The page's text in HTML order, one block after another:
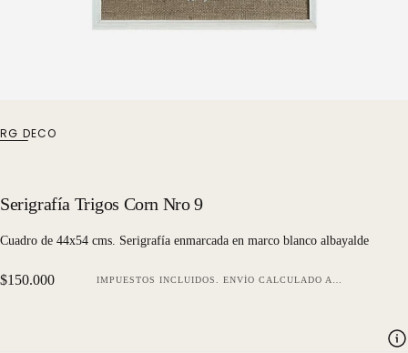
RG DECO
Serigrafía Trigos Corn Nro 9
Cuadro de 44x54 cms. Serigrafía enmarcada en marco blanco albayalde
Precio
$150.000 IMPUESTOS INCLUIDOS. ENVÍO CALCULADO AL FINALIZAR LA COMPRA.